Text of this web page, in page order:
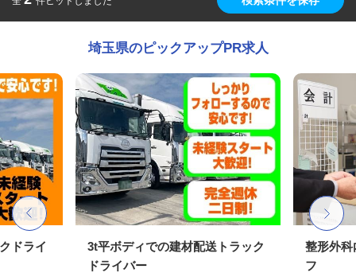
埼玉県のピックアップPR求人
ドライ
3t平ボディでの建材配送トラック
ドライバー
整形外科
フ